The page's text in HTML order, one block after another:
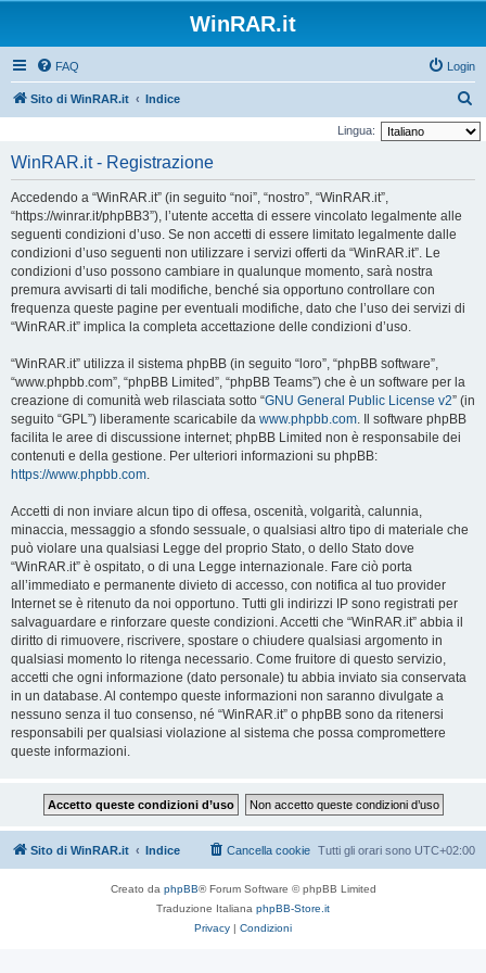
WinRAR.it
FAQ Login
Sito di WinRAR.it Indice
e
Lingua:
WinRAR.it - Registrazione
Accedendo a “WinRAR.it” (in seguito “noi”, “nostro”, “WinRAR.it”,
“https://winrar.it/phpBB3”), l’utente accetta di essere vincolato legalmente alle
seguenti condizioni d’uso. Se non accetti di essere limitato legalmente dalle
condizioni d’uso seguenti non utilizzare i servizi offerti da “WinRAR.it”. Le
condizioni d’uso possono cambiare in qualunque momento, sarà nostra
premura avvisarti di tali modifiche, benché sia opportuno controllare con
frequenza queste pagine per eventuali modifiche, dato che l’uso dei servizi di
“WinRAR.it” implica la completa accettazione delle condizioni d’uso.
“WinRAR.it” utilizza il sistema phpBB (in seguito “loro”, “phpBB software”,
“www.phpbb.com”, “phpBB Limited”, “phpBB Teams”) che è un software per la
creazione di comunità web rilasciata sotto “GNU General Public License v2” (in
seguito “GPL”) liberamente scaricabile da www.phpbb.com. Il software phpBB
facilita le aree di discussione internet; phpBB Limited non è responsabile dei
contenuti e della gestione. Per ulteriori informazioni su phpBB:
https://www.phpbb.com.
Accetti di non inviare alcun tipo di offesa, oscenità, volgarità, calunnia,
minaccia, messaggio a sfondo sessuale, o qualsiasi altro tipo di materiale che
può violare una qualsiasi Legge del proprio Stato, o dello Stato dove
“WinRAR.it” è ospitato, o di una Legge internazionale. Fare ciò porta
all’immediato e permanente divieto di accesso, con notifica al tuo provider
Internet se è ritenuto da noi opportuno. Tutti gli indirizzi IP sono registrati per
salvaguardare e rinforzare queste condizioni. Accetti che “WinRAR.it” abbia il
diritto di rimuovere, riscrivere, spostare o chiudere qualsiasi argomento in
qualsiasi momento lo ritenga necessario. Come fruitore di questo servizio,
accetti che ogni informazione (dato personale) tu abbia inviato sia conservata
in un database. Al contempo queste informazioni non saranno divulgate a
nessuno senza il tuo consenso, né “WinRAR.it” o phpBB sono da ritenersi
responsabili per qualsiasi violazione al sistema che possa compromettere
queste informazioni.
Sito di WinRAR.it Indice Tutti gli orari sono UTC+02:00
Cancella cookie
Creato da phpBB® Forum Software © phpBB Limited
Traduzione Italiana phpBB-Store.it
Privacy | Condizioni